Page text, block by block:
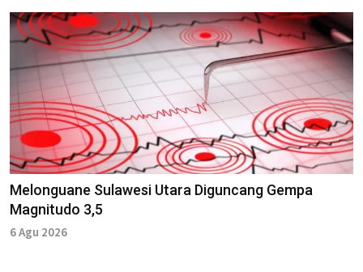
Melonguane Sulawesi Utara Diguncang Gempa
Magnitudo 3,5
6 Agu 2026